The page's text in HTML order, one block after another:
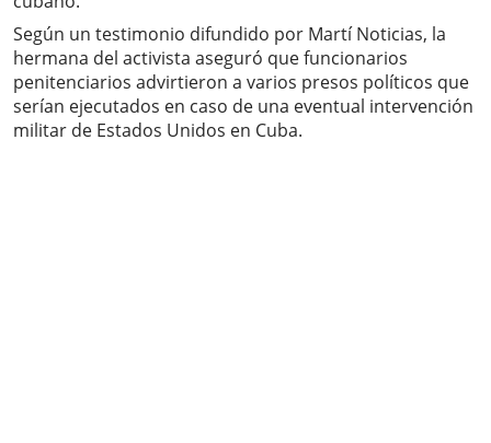
Según un testimonio difundido por Martí Noticias, la
hermana del activista aseguró que funcionarios
penitenciarios advirtieron a varios presos políticos que
serían ejecutados en caso de una eventual intervención
militar de Estados Unidos en Cuba.